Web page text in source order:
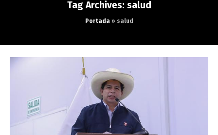
Tag Archives: salud
Portada» salud